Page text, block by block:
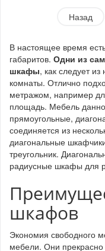
Назад
В настоящее время
габаритов. Одни из
шкафы, как следует
комнаты. Отлично
метражом, например
площадь. Мебель
прямоугольные,
соединяется из
диагональные
треугольник.
радиусные шкафы для
шкафов
Экономия свободного
мебели. Они прекрасно